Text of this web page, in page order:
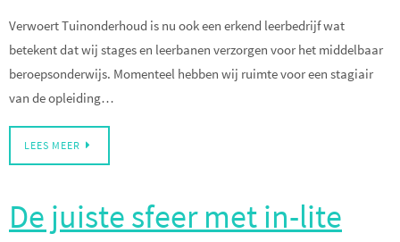
Verwoert Tuinonderhoud is nu ook een erkend leerbedrijf wat
betekent dat wij stages en leerbanen verzorgen voor het middelbaar
beroepsonderwijs. Momenteel hebben wij ruimte voor een stagiair
van de opleiding…
LEES MEER
De juiste sfeer met in-lite